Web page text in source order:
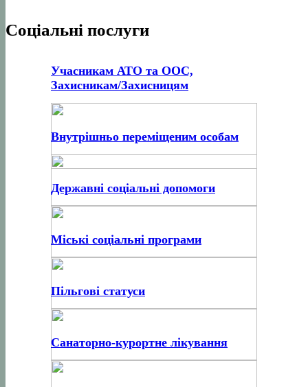
Соціальні послуги
Учасникам АТО та ООС,
Захисникам/Захисницям
Внутрішньо переміщеним особам
Державні соціальні допомоги
Міські соціальні програми
Пільгові статуси
Санаторно-курортне лікування